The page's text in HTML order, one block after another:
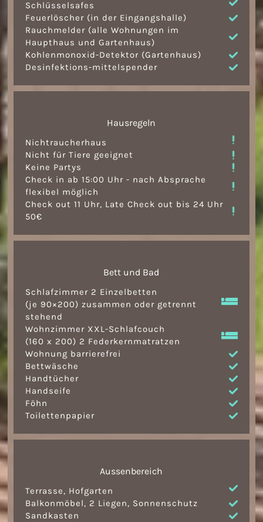
Schlüsselsafes
Feuerlöscher (in der Eingangshalle)
Rauchmelder (alle Wohnungen im
Haupthaus und Gartenhaus)
Kohlenmonoxid-Detektor (Gartenhaus)
Desinfektions-mittelspender
Hausregeln
Nichtraucherhaus
Nicht für Tiere geeignet
Keine Partys
Check in ab 15:00 Uhr - nach Absprache
flexibel möglich
Check out 11 Uhr, Late Check out bis 24 Uhr
50€
Bett und Bad
Schlafzimmer 2 Einzelbetten
(je 90×200) zusammen oder getrennt
stehend
Wohnzimmer XXL-Schlafcouch
(160 x 200) 2 Federkernmatratzen
Wohnung barrierefrei
Bettwäsche
Handtücher
Handseife
Föhn
Toilettenpapier
Aussenbereich
Terrasse, Hofgarten
Balkonmöbel, 2 Liegen, Sonnenschutz
Sandkasten